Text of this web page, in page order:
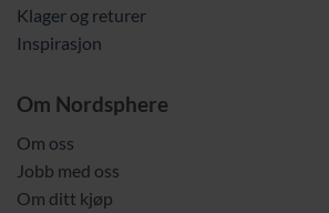
Klager og returer
Inspirasjon
Om Nordsphere
Om oss
Jobb med oss
Om ditt kjøp